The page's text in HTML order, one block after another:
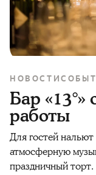
НОВОСТИ
Бар «13°»
работы
Для гостей
атмосферную
праздничный торт.